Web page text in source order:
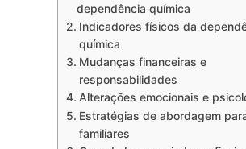
dependência química
Indicadores físicos da
química
Mudanças financeiras e
responsabilidades
Alterações emocionais e
Estratégias de abordagem
familiares